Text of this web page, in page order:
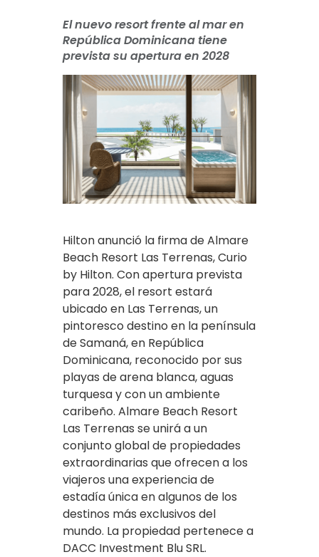
El nuevo resort frente al mar en
República Dominicana tiene
prevista su apertura en 2028
Hilton anunció la firma de Almare
Beach Resort Las Terrenas, Curio
by Hilton. Con apertura prevista
para 2028, el resort estará
ubicado en Las Terrenas, un
pintoresco destino en la península
de Samaná, en República
Dominicana, reconocido por sus
playas de arena blanca, aguas
turquesa y con un ambiente
caribeño. Almare Beach Resort
Las Terrenas se unirá a un
conjunto global de propiedades
extraordinarias que ofrecen a los
viajeros una experiencia de
estadía única en algunos de los
destinos más exclusivos del
mundo. La propiedad pertenece a
DACC Investment Blu SRL.